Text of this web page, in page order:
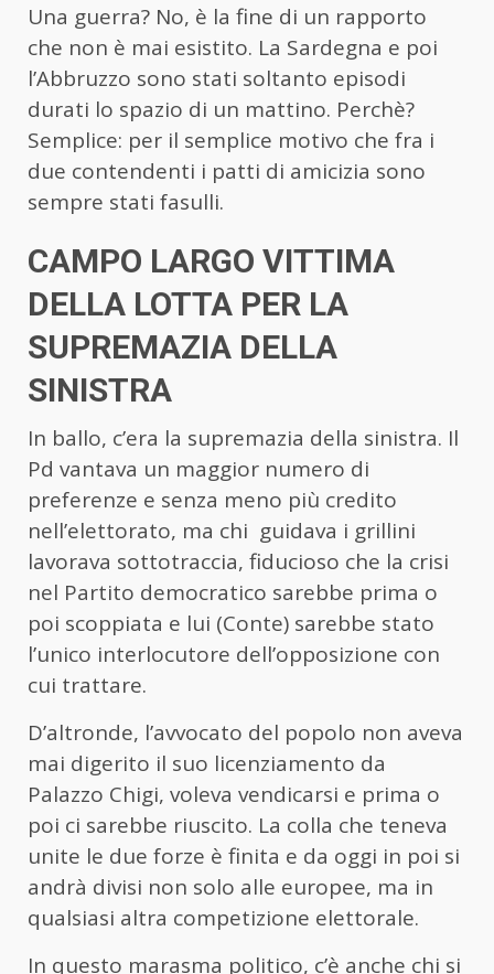
Una guerra? No, è la fine di un rapporto
che non è mai esistito. La Sardegna e poi
l’Abbruzzo sono stati soltanto episodi
durati lo spazio di un mattino. Perchè?
Semplice: per il semplice motivo che fra i
due contendenti i patti di amicizia sono
sempre stati fasulli.
CAMPO LARGO VITTIMA
DELLA LOTTA PER LA
SUPREMAZIA DELLA
SINISTRA
In ballo, c’era la supremazia della sinistra. Il
Pd vantava un maggior numero di
preferenze e senza meno più credito
nell’elettorato, ma chi guidava i grillini
lavorava sottotraccia, fiducioso che la crisi
nel Partito democratico sarebbe prima o
poi scoppiata e lui (Conte) sarebbe stato
l’unico interlocutore dell’opposizione con
cui trattare.
D’altronde, l’avvocato del popolo non aveva
mai digerito il suo licenziamento da
Palazzo Chigi, voleva vendicarsi e prima o
poi ci sarebbe riuscito. La colla che teneva
unite le due forze è finita e da oggi in poi si
andrà divisi non solo alle europee, ma in
qualsiasi altra competizione elettorale.
In questo marasma politico, c’è anche chi si